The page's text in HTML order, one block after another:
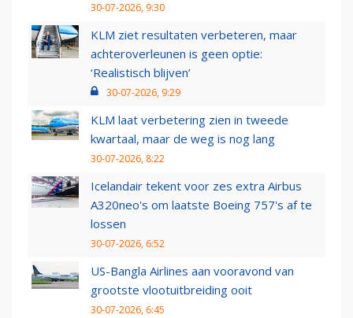
30-07-2026, 9:30
KLM ziet resultaten verbeteren, maar
achteroverleunen is geen optie:
‘Realistisch blijven’
30-07-2026, 9:29
KLM laat verbetering zien in tweede
kwartaal, maar de weg is nog lang
30-07-2026, 8:22
Icelandair tekent voor zes extra Airbus
A320neo's om laatste Boeing 757's af te
lossen
30-07-2026, 6:52
US-Bangla Airlines aan vooravond van
grootste vlootuitbreiding ooit
30-07-2026, 6:45